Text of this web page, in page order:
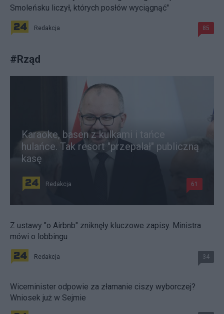
Smoleńsku liczył, których posłów wyciągnąć"
Redakcja 85
#Rząd
Karaoke, basen z kulkami i tańce
hulańce. Tak resort "przepalał" publiczną
kasę
Redakcja 61
Z ustawy "o Airbnb" zniknęły kluczowe zapisy. Ministra
mówi o lobbingu
Redakcja 34
Wiceminister odpowie za złamanie ciszy wyborczej?
Wniosek już w Sejmie